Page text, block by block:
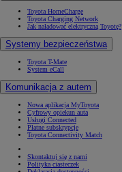
Toyota HomeCharge
Toyota Charging Network
Jak naładować elektryczną Toyotę?
Systemy bezpieczeństwa
Toyota T-Mate
System eCall
Komunikacja z autem
Nowa aplikacja MyToyota
Cyfrowy opiekun auta
Usługi Connected
Płatne subskrypcje
Toyota Connectivity Match
Skontaktuj się z nami
Polityka ciasteczek